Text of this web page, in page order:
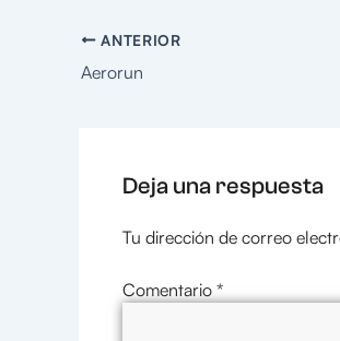
ANTERIOR
Aerorun
Deja una respuesta
Tu dirección de correo
Comentario *